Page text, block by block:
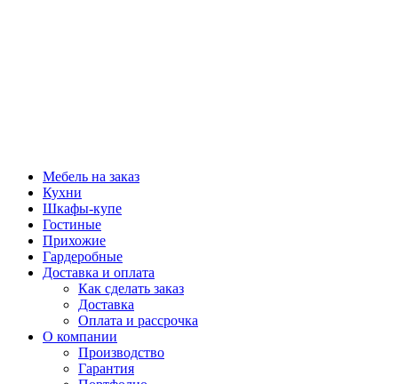
Мебель на заказ
Кухни
Шкафы-купе
Гостиные
Прихожие
Гардеробные
Доставка и оплата
Как сделать заказ
Доставка
Оплата и рассрочка
О компании
Производство
Гарантия